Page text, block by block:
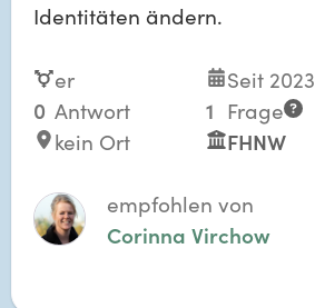
Identitäten ändern.
er
Seit 2023
0 Antwort 1 Frage
kein Ort
FHNW
empfohlen von
Corinna Virchow